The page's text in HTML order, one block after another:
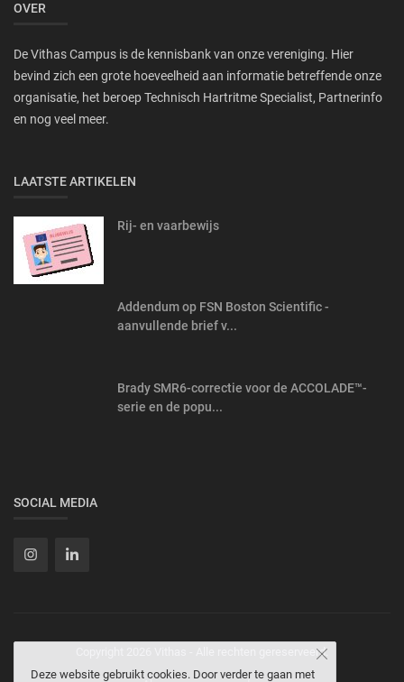
OVER
De Vithas Campus is de kennisbank van onze vereniging. Hier
bevind zich een grote hoeveelheid aan informatie betreffende onze
organisatie, het beroep Technisch Hartritme Specialist, Partnerinfo
en nog veel meer.
LAATSTE ARTIKELEN
Rij- en vaarbewijs
Addendum op FSN Boston Scientific -
aanvullende brief v...
Brady SMR6-correctie voor de ACCOLADE™-
serie en de popu...
SOCIAL MEDIA
Copyright 2026 Vithas - Alle rechten gereserveerd.
Deze website gebruikt cookies. Door verder te gaan met